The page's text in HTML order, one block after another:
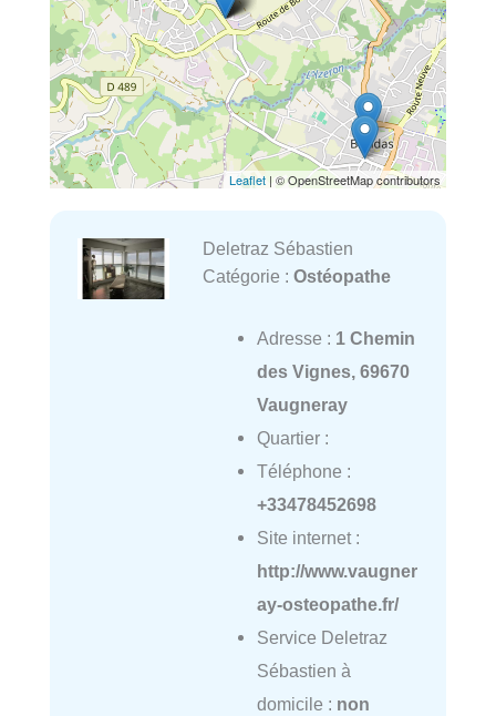
Leaflet | © OpenStreetMap contributors
Deletraz Sébastien
Catégorie : Ostéopathe
Adresse : 1 Chemin
des Vignes, 69670
Vaugneray
Quartier :
Téléphone :
+33478452698
Site internet :
http://www.vaugner
ay-osteopathe.fr/
Service Deletraz
Sébastien à
domicile : non